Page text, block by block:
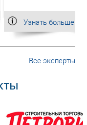
Узнать больше
Все эксперты